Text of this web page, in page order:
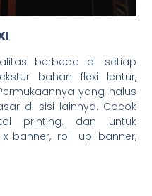
berbeda di setiap
bahan flexi lentur,
yang halus
di sisi lainnya. Cocok
printing, dan untuk
banner, roll up banner,